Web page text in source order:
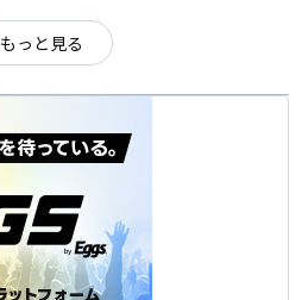
もっと見る